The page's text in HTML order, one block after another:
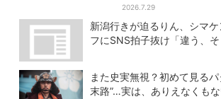
に視聴者驚き「横沢さんだけ
怒涛すぎる」
2026.7.29
出…収集家
たヒットの背
新潟行きが迫るりん、シマ
フにSNS拍子抜け「違う、そ
また史実無視？初めて見る
末路”…実は、ありえなくも